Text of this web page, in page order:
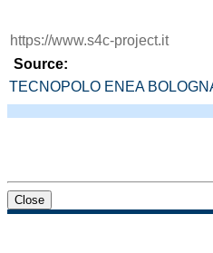
https://www.s4c-project.it
Source:
TECNOPOLO ENEA